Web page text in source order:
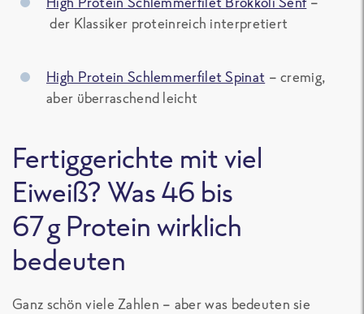
der Klassiker proteinreich interpretiert
High Protein Schlemmerfilet Spinat – cremig,
aber überraschend leicht
Fertiggerichte mit viel
Eiweiß? Was 46 bis
67 g Protein wirklich
bedeuten
Ganz schön viele Zahlen – aber was bedeuten sie